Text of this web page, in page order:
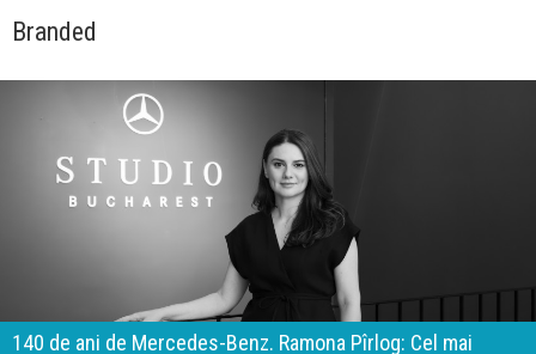
Branded
140 de ani de Mercedes-Benz. Ramona Pîrlog: Cel mai